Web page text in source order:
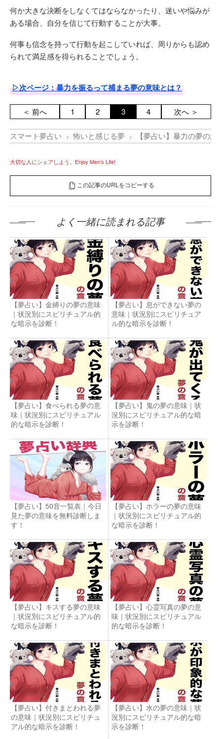
何か大きな決断をしなくてはならなかったり、迷いや悩みが
ある場合、自分を信じて行動することが大事。
何事も信念を持って行動を起こしていれば、周りからも認め
られて満足感を得られることでしょう。
▷次ページ：暴力を振るって捕まる夢の意味とは？
＜ 前へ 1 2 3 4 次へ ＞
スマート夢占い 怖いと感じる夢 【夢占い】暴力の夢の
大切な人にシェアしよう。Enjoy Men’s Life!
この記事のURLをコピーする
よく一緒に読まれる記事
【夢占い】金縛りの夢の意味
｜状況別にスピリチュアル的
な暗示を診断！
【夢占い】息ができない夢の
意味｜状況別にスピリチュア
ル的な暗示を診断！
【夢占い】食べられる夢の意
味｜状況別にスピリチュアル
的な暗示を診断！
【夢占い】鬼の夢の意味｜状
況別にスピリチュアル的な暗
示を診断！
【夢占い】50音一覧表｜今日
見た夢の意味を無料診断しま
す！
【夢占い】ホラーの夢の意味
｜状況別にスピリチュアル的
な暗示を診断！
【夢占い】キスする夢の意味
｜状況別にスピリチュアル的
な暗示を診断！
【夢占い】心霊写真の夢の意
味｜状況別にスピリチュアル
的な暗示を診断！
【夢占い】付きまとわれる夢
の意味｜状況別にスピリチュ
アル的な暗示を診断！
【夢占い】水の夢の意味｜状
況別にスピリチュアル的な暗
示を診断！